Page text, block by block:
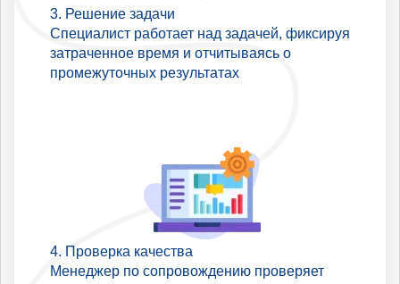
Решение задачи
Специалист работает над задачей, фиксируя
затраченное время и отчитываясь о
промежуточных результатах
Проверка качества
Менеджер по сопровождению проверяет